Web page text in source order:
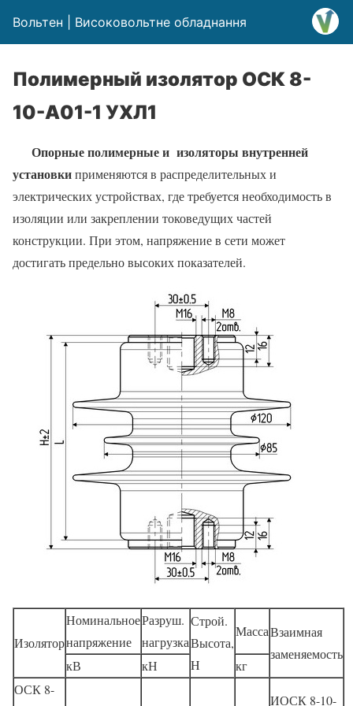
Вольтен | Високовольтне обладнання
Полимерный изолятор ОСК 8-
10-А01-1 УХЛ1
Опорные полимерные и изоляторы внутренней
установкиприменяются в распределительных и
электрических устройствах, где требуется необходимость в
изоляции или закреплении токоведущих частей
конструкции. При этом, напряжение в сети может
достигать предельно высоких показателей.
Изолятор
Номинальное
напряжение
Разруш.
нагрузка
Строй.
Высота,
H
МассаВзаимная
заменяемость
кВ кН
кг
ОСК 8-
ИОСК 8-10-